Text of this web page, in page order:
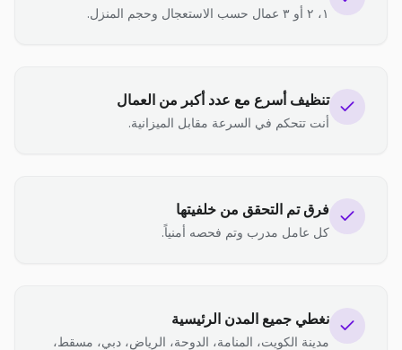
١، ٢ أو ٣ عمال حسب الاستعجال وحجم المنزل.
تنظيف أسرع مع عدد أكبر من العمال
أنت تتحكم في السرعة مقابل الميزانية.
فرق تم التحقق من خلفيتها
كل عامل مدرب وتم فحصه أمنياً.
نغطي جميع المدن الرئيسية
مدينة الكويت، المنامة، الدوحة، الرياض، دبي، مسقط،